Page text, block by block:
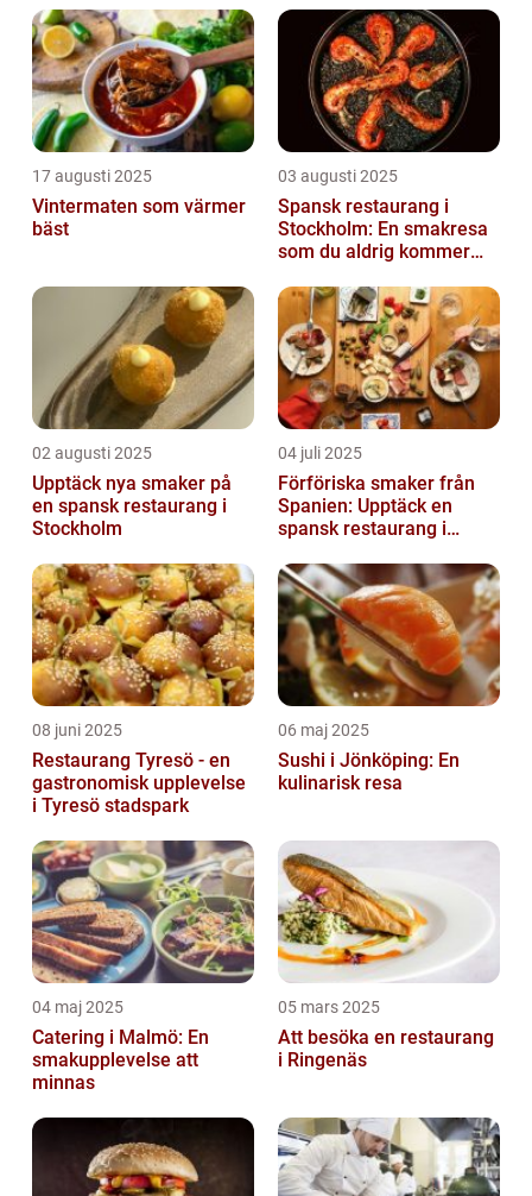
17 augusti 2025
Vintermaten som värmer
bäst
03 augusti 2025
Spansk restaurang i
Stockholm: En smakresa
som du aldrig kommer
02 augusti 2025
Upptäck nya smaker på
en spansk restaurang i
Stockholm
04 juli 2025
Förföriska smaker från
Spanien: Upptäck en
spansk restaurang i
08 juni 2025
Restaurang Tyresö - en
gastronomisk upplevelse
i Tyresö stadspark
06 maj 2025
Sushi i Jönköping: En
kulinarisk resa
04 maj 2025
Catering i Malmö: En
smakupplevelse att
minnas
05 mars 2025
Att besöka en restaurang
i Ringenäs